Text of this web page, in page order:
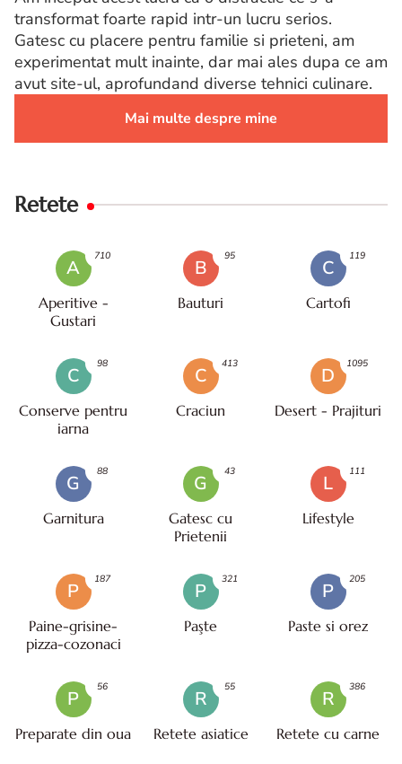
transformat foarte rapid intr-un lucru serios.
Gatesc cu placere pentru familie si prieteni, am
experimentat mult inainte, dar mai ales dupa ce am
avut site-ul, aprofundand diverse tehnici culinare.
Mai multe despre mine
Retete
A
Aperitive -
Gustari
710
B
Bauturi
95
C
Cartofi
119
C
Conserve pentru
iarna
98
C
Craciun
413
D
Desert - Prajituri
1095
G
Garnitura
88
G
Gatesc cu
Prietenii
43
L
Lifestyle
111
P
Paine-grisine-
pizza-cozonaci
187
P
Paşte
321
P
Paste si orez
205
P
Preparate din oua
56
R
Retete asiatice
55
R
Retete cu carne
386